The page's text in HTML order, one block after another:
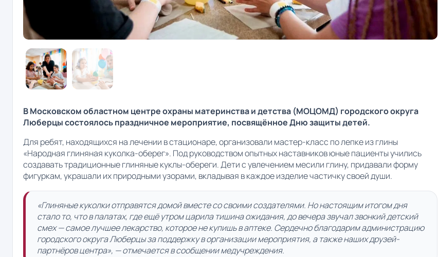
В Московском областном центре охраны материнства и детства (МОЦОМД) городского округа
Люберцы состоялось праздничное мероприятие, посвящённое Дню защиты детей.
Для ребят, находящихся на лечении в стационаре, организовали мастер-класс по лепке из глины
«Народная глиняная куколка-оберег». Под руководством опытных наставников юные пациенты учились
создавать традиционные глиняные куклы-обереги. Дети с увлечением месили глину, придавали форму
фигуркам, украшали их природными узорами, вкладывая в каждое изделие частичку своей души.
«Глиняные куколки отправятся домой вместе со своими создателями. Но настоящим итогом дня
стало то, что в палатах, где ещё утром царила тишина ожидания, до вечера звучал звонкий детский
смех — самое лучшее лекарство, которое не купишь в аптеке. Сердечно благодарим администрацию
городского округа Люберцы за поддержку в организации мероприятия, а также наших друзей-
партнёров центра», — отмечается в сообщении медучреждения.